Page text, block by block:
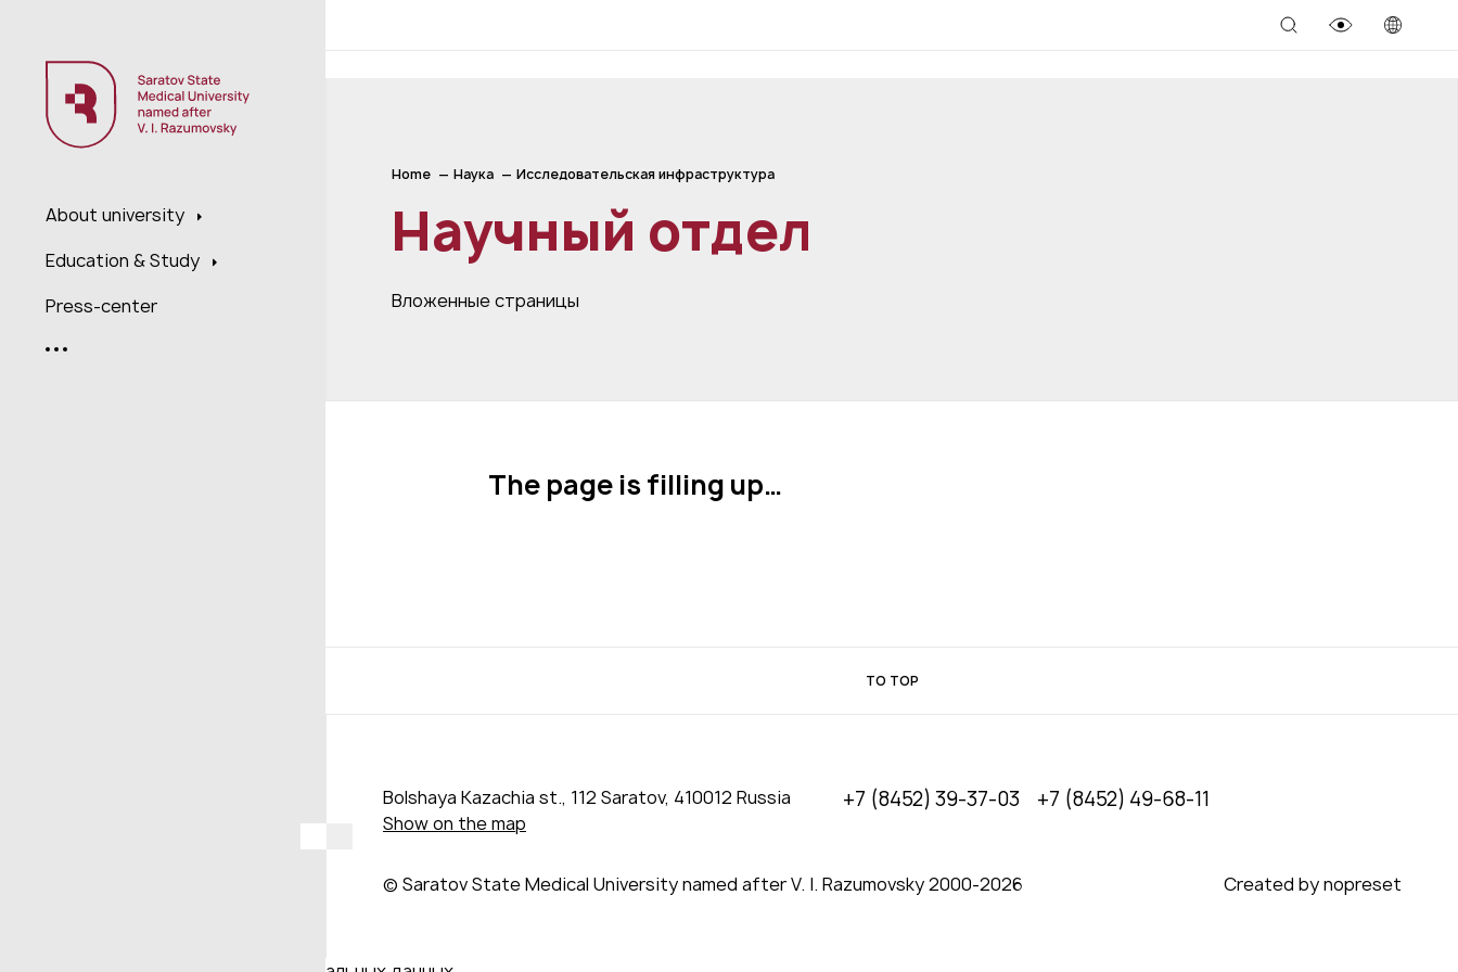
About university
Education & Study
Press-center
Home Наука Исследовательская инфраструктура
Научный отдел
Вложенные страницы
The page is filling up…
TO TOP
Bolshaya Kazachia st., 112 Saratov, 410012 Russia
Show on the map
+7 (8452) 39-37-03 +7 (8452) 49-68-11
© Saratov State Medical University named after V. I. Razumovsky 2000‑2026 Created by nopreset